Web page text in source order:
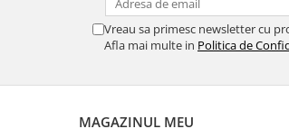
Vreau sa primesc newsletter cu
Afla mai multe in Politica de
MAGAZINUL MEU